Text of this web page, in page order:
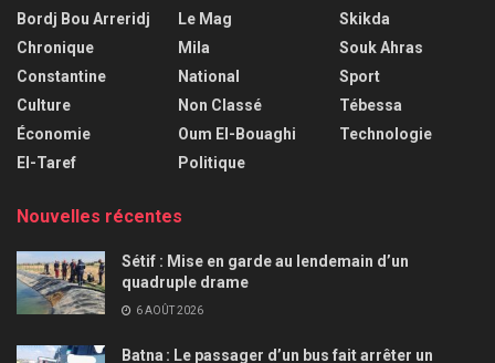
Bordj Bou Arreridj
Chronique
Constantine
Culture
Économie
El-Taref
Le Mag
Mila
National
Non Classé
Oum El-Bouaghi
Politique
Skikda
Souk Ahras
Sport
Tébessa
Technologie
Nouvelles récentes
Sétif : Mise en garde au lendemain d’un
quadruple drame
6 AOÛT 2026
Batna : Le passager d’un bus fait arrêter un